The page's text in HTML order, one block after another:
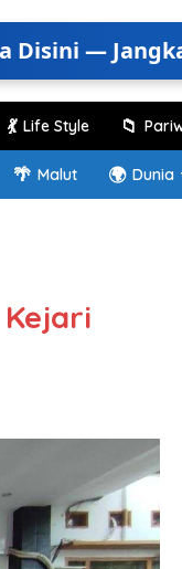
Disini —
💃 Life Style 📁
🌴 Malut 🌍 Dunia